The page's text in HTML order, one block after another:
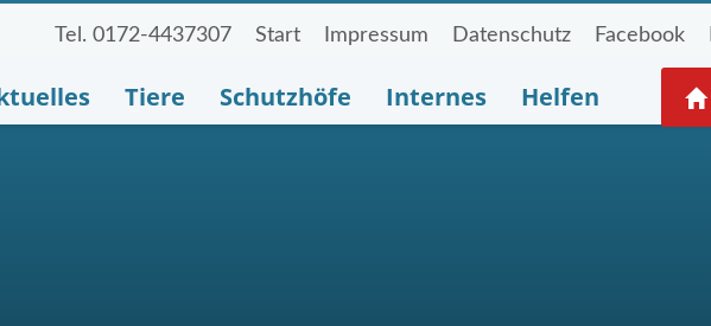
Tel. 0172-4437307 Start Impressum Datenschutz Facebook
Tiere Schutzhöfe Internes Helfen